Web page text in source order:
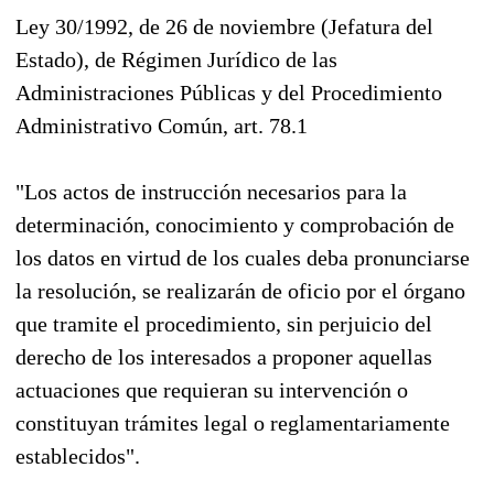
Ley 30/1992, de 26 de noviembre (Jefatura del
Estado), de Régimen Jurídico de las
Administraciones Públicas y del Procedimiento
Administrativo Común, art. 78.1
"Los actos de instrucción necesarios para la
determinación, conocimiento y comprobación de
los datos en virtud de los cuales deba pronunciarse
la resolución, se realizarán de oficio por el órgano
que tramite el procedimiento, sin perjuicio del
derecho de los interesados a proponer aquellas
actuaciones que requieran su intervención o
constituyan trámites legal o reglamentariamente
establecidos".